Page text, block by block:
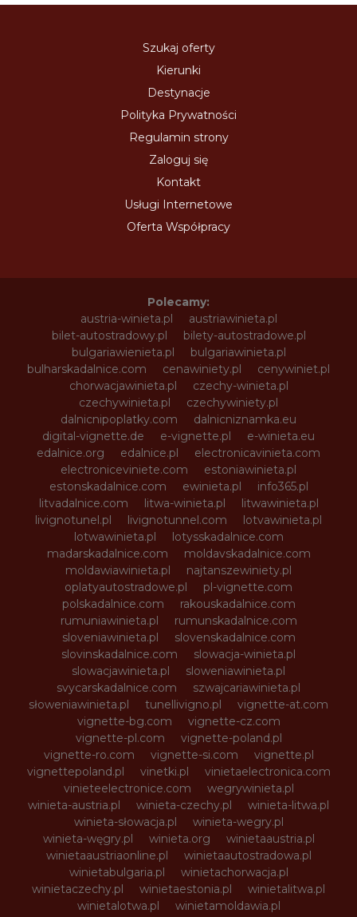
Szukaj oferty
Kierunki
Destynacje
Polityka Prywatności
Regulamin strony
Zaloguj się
Kontakt
Usługi Internetowe
Oferta Współpracy
Polecamy:
austria-winieta.pl
austriawinieta.pl
bilet-autostradowy.pl
bilety-autostradowe.pl
bulgariawienieta.pl
bulgariawinieta.pl
bulharskadalnice.com
cenawiniety.pl
cenywiniet.pl
chorwacjawinieta.pl
czechy-winieta.pl
czechywinieta.pl
czechywiniety.pl
dalnicnipoplatky.com
dalnicniznamka.eu
digital-vignette.de
e-vignette.pl
e-winieta.eu
edalnice.org
edalnice.pl
electronicavinieta.com
electroniceviniete.com
estoniawinieta.pl
estonskadalnice.com
ewinieta.pl
info365.pl
litvadalnice.com
litwa-winieta.pl
litwawinieta.pl
livignotunel.pl
livignotunnel.com
lotvawinieta.pl
lotwawinieta.pl
lotysskadalnice.com
madarskadalnice.com
moldavskadalnice.com
moldawiawinieta.pl
najtanszewiniety.pl
oplatyautostradowe.pl
pl-vignette.com
polskadalnice.com
rakouskadalnice.com
rumuniawinieta.pl
rumunskadalnice.com
sloveniawinieta.pl
slovenskadalnice.com
slovinskadalnice.com
slowacja-winieta.pl
slowacjawinieta.pl
sloweniawinieta.pl
svycarskadalnice.com
szwajcariawinieta.pl
słoweniawinieta.pl
tunellivigno.pl
vignette-at.com
vignette-bg.com
vignette-cz.com
vignette-pl.com
vignette-poland.pl
vignette-ro.com
vignette-si.com
vignette.pl
vignettepoland.pl
vinetki.pl
vinietaelectronica.com
vinieteelectronice.com
wegrywinieta.pl
winieta-austria.pl
winieta-czechy.pl
winieta-litwa.pl
winieta-słowacja.pl
winieta-wegry.pl
winieta-węgry.pl
winieta.org
winietaaustria.pl
winietaaustriaonline.pl
winietaautostradowa.pl
winietabulgaria.pl
winietachorwacja.pl
winietaczechy.pl
winietaestonia.pl
winietalitwa.pl
winietalotwa.pl
winietamoldawia.pl